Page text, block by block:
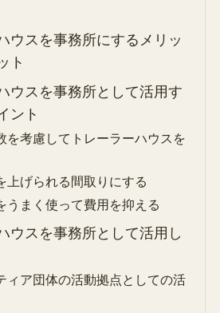
ウスを事務所にするメリッ
ト
ウスを事務所として活用す
ント
を考慮してトレーラーハウスを
上げられる間取りにする
うまく使って費用を抑える
ウスを事務所として活用し
ィア団体の活動拠点としての活